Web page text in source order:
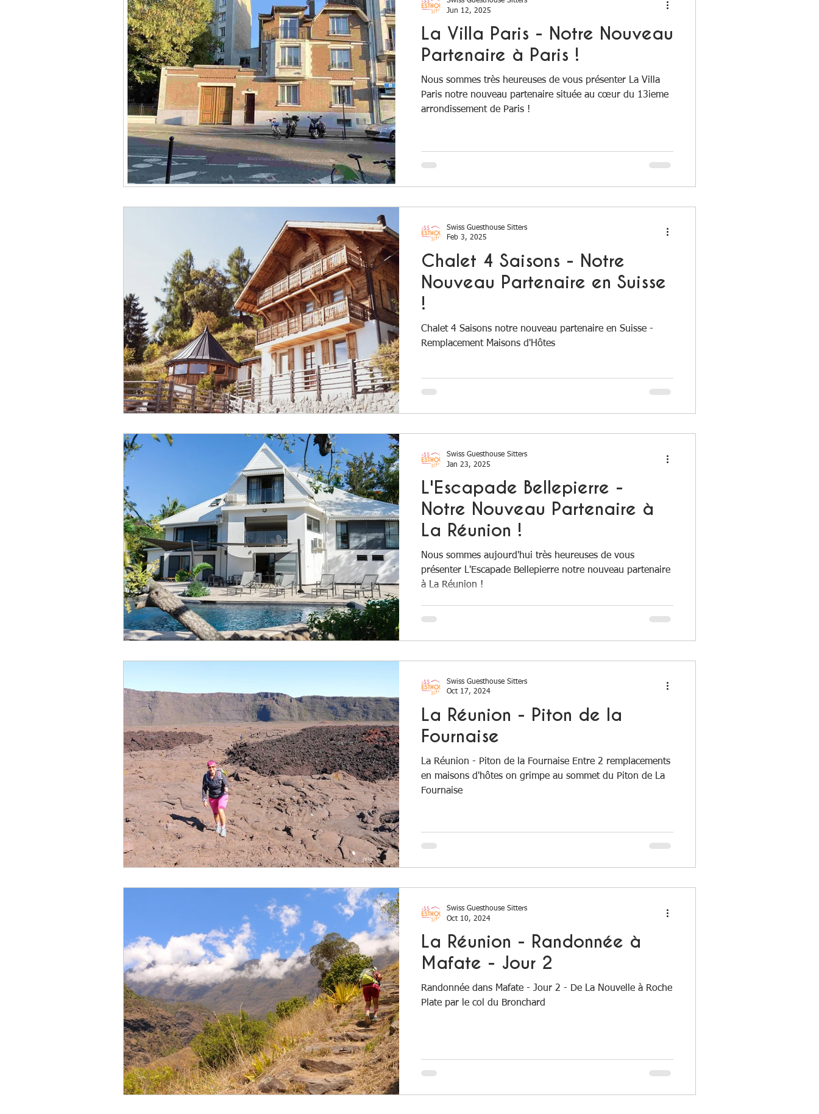
La Villa Paris - Notre Nouveau
Partenaire à Paris !
Nous sommes très heureuses de vous présenter La Villa
Paris notre nouveau partenaire située au cœur du 13ieme
arrondissement de Paris !
Jun 12, 2025
Chalet 4 Saisons - Notre
Nouveau Partenaire en Suisse
!
Chalet 4 Saisons notre nouveau partenaire en Suisse -
Remplacement Maisons d'Hôtes
Swiss Guesthouse Sitters
Feb 3, 2025
L'Escapade Bellepierre -
Notre Nouveau Partenaire à
La Réunion !
Nous sommes aujourd'hui très heureuses de vous
présenter L'Escapade Bellepierre notre nouveau partenaire
à La Réunion !
Swiss Guesthouse Sitters
Jan 23, 2025
La Réunion - Piton de la
Fournaise
La Réunion - Piton de la Fournaise Entre 2 remplacements
en maisons d'hôtes on grimpe au sommet du Piton de La
Fournaise
Swiss Guesthouse Sitters
Oct 17, 2024
La Réunion - Randonnée à
Mafate - Jour 2
Randonnée dans Mafate - Jour 2 - De La Nouvelle à Roche
Plate par le col du Bronchard
Swiss Guesthouse Sitters
Oct 10, 2024